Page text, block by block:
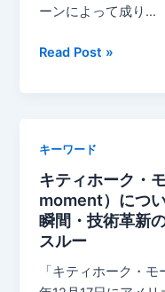
い
ーンによって成り…
フ
ョ
ア
リ
ン
グ
（friend-
shoring）
Read Post »
キーワード
キティホーク・
moment）につ
瞬間・技術革新
スルー
「キティホーク・